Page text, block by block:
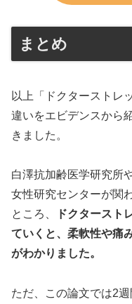
まとめ
以上「ドクターストレ
違いをエビデンスから
きました。
白澤抗加齢医学研究所
女性研究センターが関
ところ、
ドクタースト
ていくと、柔軟性や痛
がわかりました。
ただ、この論文では2